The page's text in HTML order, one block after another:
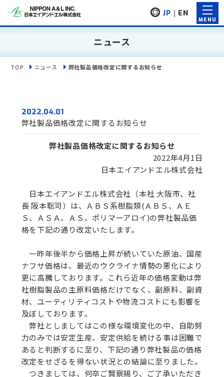
JP ｜ EN
ニュース
TOP ニュース 弊社製品価格改定に関するお知らせ
2022.04.01
弊社製品価格改定に関するお知らせ
弊社製品価格改定に関するお知らせ
2022年4月1日
日本エイアンドエル株式会社
日本エイアンドエル株式会社（本社 大阪市、社
長 阪本聡司）は、ＡＢＳ系樹脂類(ＡＢＳ、ＡＥ
Ｓ、ＡＳＡ、ＡＳ、ポリマーアロイ)の弊社製品価
格を下記の通り改定いたします。
一昨年後半から価格上昇が続いていた原油、国産
ナフサ価格は、最近のウクライナ情勢の悪化により
更に高騰しております。これら近年の価格変動は弊
社樹脂製品の主原料価格だけでなく、副原料、副資
材、ユーティリティコストや物流コストにも影響を
及ぼしております。
弊社としましてはこの様な環境変化の中、自助努
力のみでは安定生産、安定供給を続ける事は困難で
あると判断するに至り、下記の通り弊社製品の価格
改定をせざるを得ない状況との結論に至りました。
つきましては、何卒ご賢察賜り、ご了承いただき